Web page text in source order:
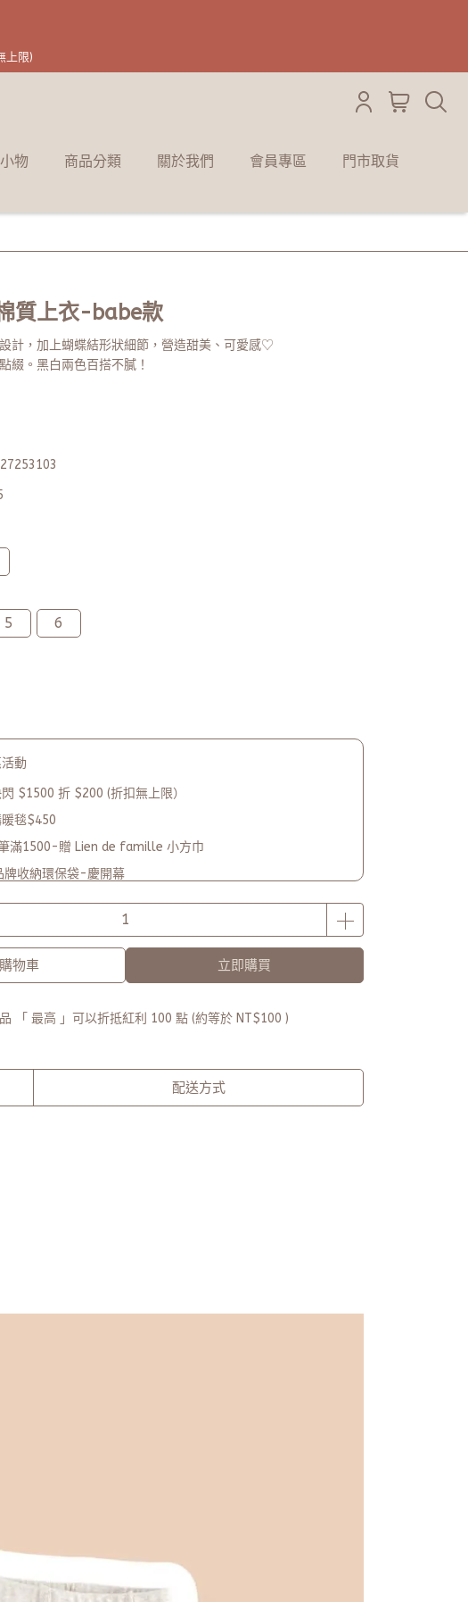
限)
物 商品分類 關於我們 會員專區
門市取貨
質上衣-babe款
設計，加上蝴蝶結形狀細節，營造甜美、可愛感♡
綴。黑白兩色百搭不膩！
5
6
動
$1500 折 $200 (折扣無上限）
毯$450
滿1500-贈 Lien de famille 小方巾
收納環保袋-慶開幕
筆滿$5000-贈【品牌多功能披肩暖毯】(數量有限送完為止)
物車 立即購買
「 最高 」可以折抵紅利 100 點 (約等於 NT$100 )
配送方式